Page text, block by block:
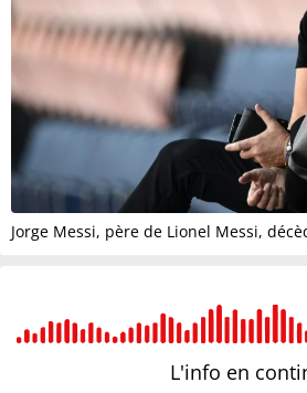
Jorge Messi, père de Lionel Messi,
L'info en